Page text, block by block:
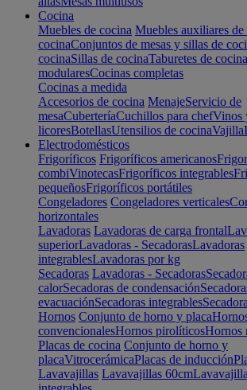
Cocina
Muebles de cocina Muebles auxiliares de
cocinaConjuntos de mesas y sillas de
cocinaSillas de cocinaTaburetes de cocina
modularesCocinas completas
Cocinas a medida
Accesorios de cocina MenajeServicio de
mesaCuberteríaCuchillos para chefVinos
licoresBotellasUtensilios de cocinaVajilla
Electrodomésticos
Frigoríficos Frigoríficos americanos
combiVinotecasFrigoríficos integrables
pequeñosFrigoríficos portátiles
Congeladores Congeladores verticales
horizontales
Lavadoras Lavadoras de carga frontal
superiorLavadoras - SecadorasLavadoras
integrablesLavadoras por kg
Secadoras Lavadoras - Secadoras
calorSecadoras de condensación
evacuaciónSecadoras integrables
Hornos Conjunto de horno y placa
convencionalesHornos pirolíticosHornos
Placas de cocina Conjunto de horno y
placaVitrocerámicaPlacas de inducción
Lavavajillas Lavavajillas 60cm